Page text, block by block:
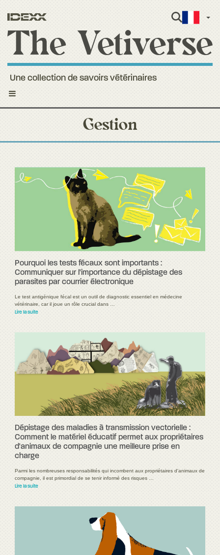
Toggle
Une collection de savoirs vétérinaires
Gestion
Pourquoi les tests fécaux sont importants :
Communiquer sur l'importance du dépistage des
parasites par courrier électronique
Le test antigénique fécal est un outil de diagnostic essentiel en médecine
vétérinaire, car il joue un rôle crucial dans …
Lire la suite
Dépistage des maladies à transmission vectorielle :
Comment le matériel éducatif permet aux propriétaires
d'animaux de compagnie une meilleure prise en
charge
Parmi les nombreuses responsabilités qui incombent aux propriétaires d'animaux de
compagnie, il est primordial de se tenir informé des risques …
Lire la suite